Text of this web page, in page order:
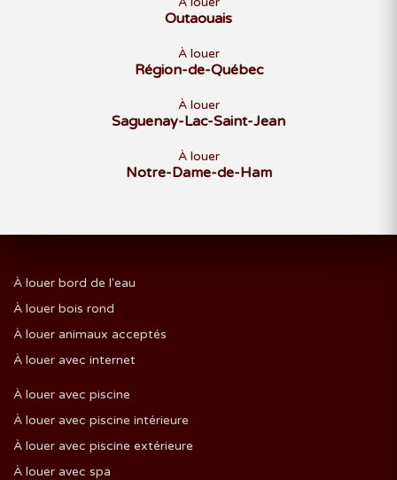
Outaouais
À louer
Région-de-Québec
À louer
Saguenay-Lac-Saint-Jean
À louer
Notre-Dame-de-Ham
À louer bord de l'eau
À louer bois rond
À louer animaux acceptés
À louer avec internet
À louer avec piscine
À louer avec piscine intérieure
À louer avec piscine extérieure
À louer avec spa